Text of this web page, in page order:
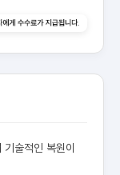
술적인 복원이